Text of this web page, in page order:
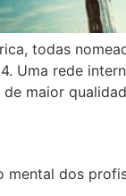
todas
Uma rede
maior
dos